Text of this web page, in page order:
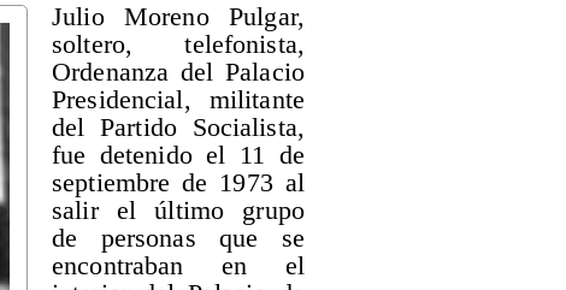
Julio Moreno Pulgar,
soltero, telefonista,
Ordenanza del Palacio
Presidencial, militante
del Partido Socialista,
fue detenido el 11 de
septiembre de 1973 al
salir el último grupo
de personas que se
encontraban en el